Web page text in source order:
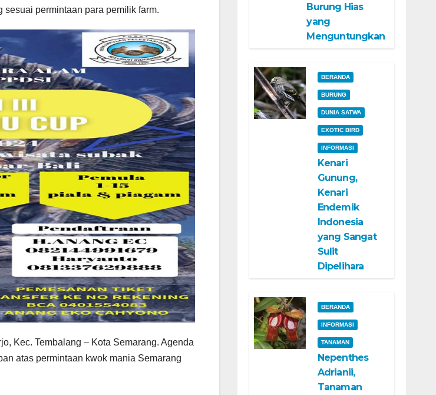
permintaan para pemilik farm.
Kec. Tembalang – Kota Semarang. Agenda
atas permintaan kwok mania Semarang
Burung Hias
yang
Menguntungkan
BERANDA
BURUNG
DUNIA SATWA
EXOTIC BIRD
INFORMASI
Kenari
Gunung,
Kenari
Endemik
Indonesia
yang Sangat
Sulit
Dipelihara
BERANDA
INFORMASI
TANAMAN
Nepenthes
Adrianii,
Tanaman